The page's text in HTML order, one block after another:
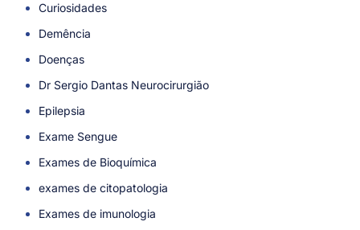
Curiosidades
Demência
Doenças
Dr Sergio Dantas Neurocirurgião
Epilepsia
Exame Sengue
Exames de Bioquímica
exames de citopatologia
Exames de imunologia